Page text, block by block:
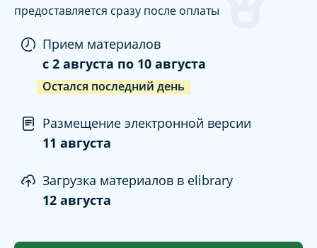
предоставляется сразу после оплаты
Прием материалов
c 2 августа по 10 августа
Остался последний день
Размещение электронной версии
11 августа
Загрузка материалов в elibrary
12 августа